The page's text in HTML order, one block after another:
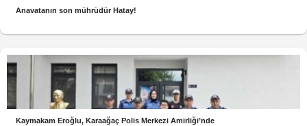
Anavatanın son mührüdür Hatay!
Kaymakam Eroğlu, Karaağaç Polis Merkezi Amirliği’nde